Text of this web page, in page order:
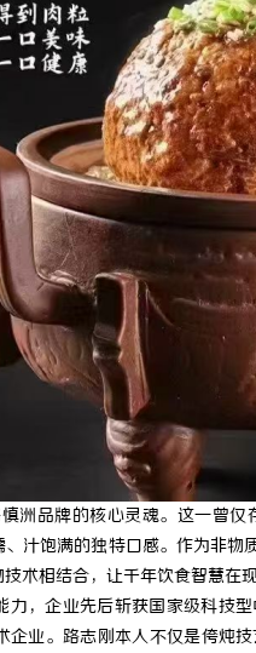
品牌的核心灵魂。这一曾
汁饱满的独特口感。作为非
术相结合，让千年饮食智慧
，企业先后斩获国家级科技型
企业。路志刚本人不仅是侉炖